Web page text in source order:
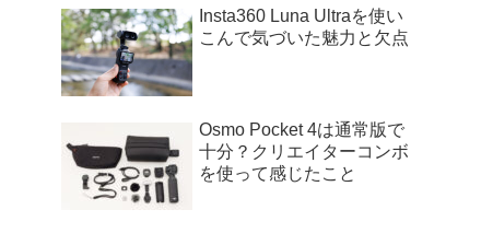
Insta360 Luna Ultraを使い
こんで気づいた魅力と欠点
Osmo Pocket 4は通常版で
十分？クリエイターコンボ
を使って感じたこと